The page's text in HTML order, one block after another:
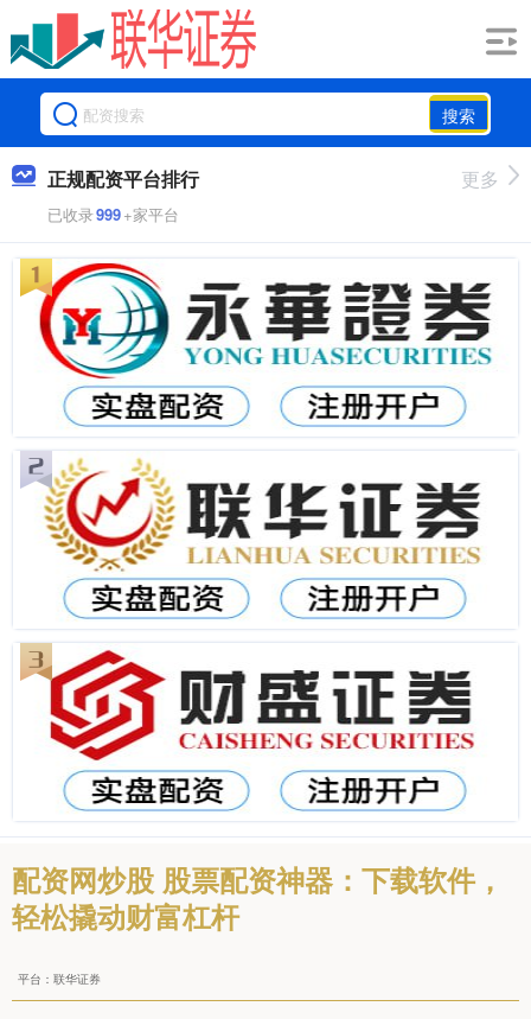
搜索
正规配资平台排行
已收录999+家平台
更多
配资网炒股 股票配资神器：下载软件，
轻松撬动财富杠杆
平台：联华证券